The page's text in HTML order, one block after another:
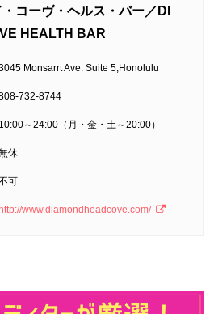
コーヴ・ヘルス・バー／DI
HEALTH BAR
Monsarrt Ave. Suite 5,Honolulu
732-8744
10:00～24:00（月・金・土～20:00）
休
可
http://www.diamondheadcove.com/